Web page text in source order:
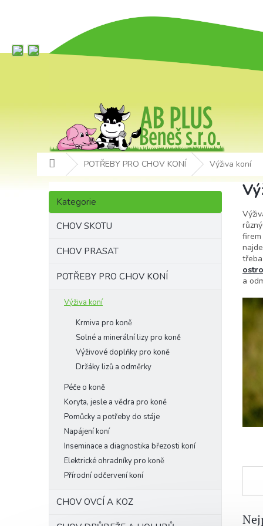
Domů POTŘEBY PRO CHOV KONÍ Výživa koní
P
s
Přeskočit
kategorie
Kategorie
CHOV SKOTU
CHOV PRASAT
POTŘEBY PRO CHOV KONÍ
Výživa koní
Krmiva pro koně
Solné a minerální lizy pro koně
Výživové doplňky pro koně
Držáky lizů a odměrky
Péče o koně
Koryta, jesle a vědra pro koně
Pomůcky a potřeby do stáje
Napájení koní
Inseminace a diagnostika březosti koní
Elektrické ohradníky pro koně
Přírodní odčervení koní
CHOV OVCÍ A KOZ
firem
a